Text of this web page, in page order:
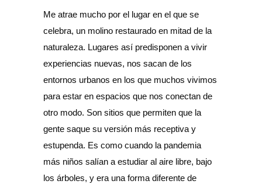
Me atrae mucho por el lugar en el que se
celebra, un molino restaurado en mitad de la
naturaleza. Lugares así predisponen a vivir
experiencias nuevas, nos sacan de los
entornos urbanos en los que muchos vivimos
para estar en espacios que nos conectan de
otro modo. Son sitios que permiten que la
gente saque su versión más receptiva y
estupenda. Es como cuando la pandemia
más niños salían a estudiar al aire libre, bajo
los árboles, y era una forma diferente de